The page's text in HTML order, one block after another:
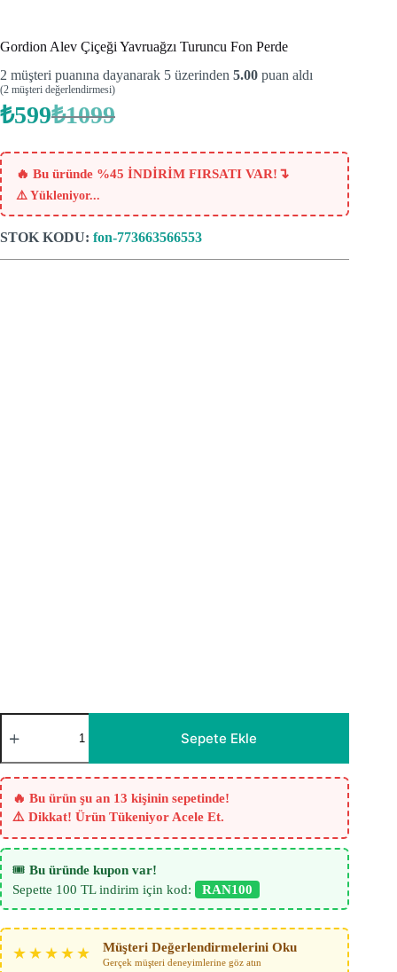
Gordion Alev Çiçeği Yavruağzı Turuncu Fon Perde
2 müşteri puanına dayanarak 5 üzerinden 5.00 puan aldı
(2 müşteri değerlendirmesi)
₺1099
Orijinal
₺1099.
₺599 Şu
fiyat:
₺599.
🔥 Bu üründe %45 İNDİRİM FIRSATI VAR! ↴
⚠️ Yükleniyor...
STOK KODU: fon-773663566553
Gordion
Alev
Yavruağzı
Turuncu
Fon
Perde
adet
Sepete Ekle
🔥 Bu ürün şu an 13 kişinin sepetinde!
⚠️ Dikkat! Ürün Tükeniyor Acele Et.
🎟️ Bu üründe kupon var!
Sepette 100 TL indirim için kod:
RAN100
★★★★★ Müşteri Değerlendirmelerini Oku
Gerçek müşteri deneyimlerine göz atın